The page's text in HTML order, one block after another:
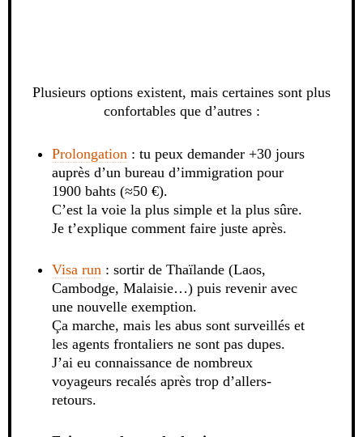
Plusieurs options existent, mais certaines sont plus
confortables que d’autres :
Prolongation : tu peux demander +30 jours
auprès d’un bureau d’immigration pour
1900 bahts (≈50 €).
C’est la voie la plus simple et la plus sûre.
Je t’explique comment faire juste après.
Visa run : sortir de Thaïlande (Laos,
Cambodge, Malaisie…) puis revenir avec
une nouvelle exemption.
Ça marche, mais les abus sont surveillés et
les agents frontaliers ne sont pas dupes.
J’ai eu connaissance de nombreux
voyageurs recalés après trop d’allers-
retours.